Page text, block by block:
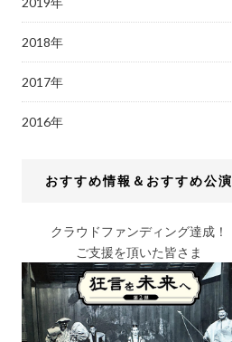
2018年
2017年
2016年
おすすめ情報＆おすすめ公演
クラウドファンディング達成！
ご支援を頂いた皆さま